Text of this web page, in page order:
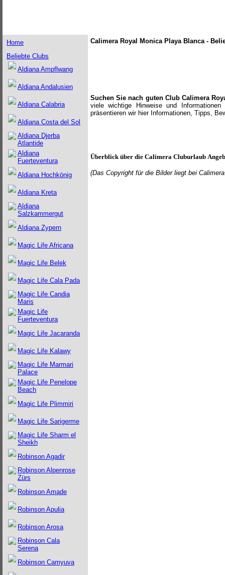
Home
Beliebte Clubs
Aldiana Ampflwang
Aldiana Andalusien
Aldiana Calabria
Aldiana Costa del Sol
Aldiana Djerba
Atlantide
Aldiana
Fuerteventura
Aldiana Hochkönig
Aldiana Kreta
Aldiana
Salzkammergut
Aldiana Zypern
Magic Life Africana
Magic Life Belek
Magic Life Cala Pada
Magic Life Candia
Maris
Magic Life
Fuerteventura
Magic Life Jacaranda
Magic Life Kalawy
Magic Life Marmari
Palace
Magic Life Penelope
Beach
Magic Life Plimmiri
Magic Life Sarigerme
Magic Life Sharm el
Sheikh
Robinson Agadir
Robinson Alpenrose
Zürs
Robinson Amade
Robinson Apulia
Robinson Arosa
Robinson Cala
Serena
Robinson Camyuva
Calimera Royal Monica Playa Blanca -
Suchen Sie nach guten Club Calimera
viele wichtige Hinweise und
präsentieren wir hier Informationen, Tipps,
Überblick über die Calimera Cluburlaub
(Das Copyright für die Bilder liegt bei